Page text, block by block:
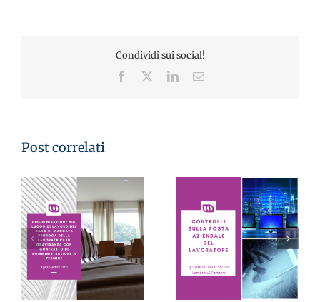
Condividi sui social!
Facebook LinkedInEmail
Post correlati
CONTROLLI SULLA
POSTA AZIENDALE
DEL LAVORATORE:
sono inutilizzabili se
eseguiti in virtù solo
di un sospetto – Avv.
Monica Lambrou
LE PILLOLE DEL
VENERDI’